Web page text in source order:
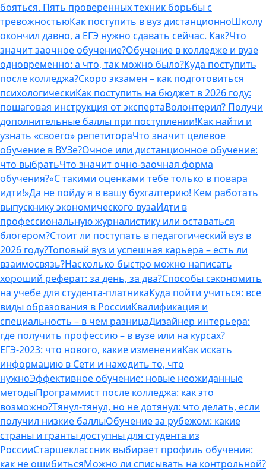
бояться. Пять проверенных техник борьбы с
тревожностьюКак поступить в вуз дистанционноШколу
окончил давно, а ЕГЭ нужно сдавать сейчас. Как?Что
значит заочное обучение?Обучение в колледже и вузе
одновременно: а что, так можно было?Куда поступить
после колледжа?Скоро экзамен – как подготовиться
психологическиКак поступить на бюджет в 2026 году:
пошаговая инструкция от экспертаВолонтерил? Получи
дополнительные баллы при поступлении!Как найти и
узнать «своего» репетитораЧто значит целевое
обучение в ВУЗе?Очное или дистанционное обучение:
что выбратьЧто значит очно-заочная форма
обучения?«С такими оценками тебе только в повара
идти!»Да не пойду я в вашу бухгалтерию! Кем работать
выпускнику экономического вузаИдти в
профессиональную журналистику или оставаться
блогером?Стоит ли поступать в педагогический вуз в
2026 году?Топовый вуз и успешная карьера – есть ли
взаимосвязь?Насколько быстро можно написать
хороший реферат: за день, за два?Способы сэкономить
на учебе для студента-платникаКуда пойти учиться: все
виды образования в РоссииКвалификация и
специальность – в чем разницаДизайнер интерьера:
где получить профессию – в вузе или на курсах?
ЕГЭ-2023: что нового, какие измененияКак искать
информацию в Сети и находить то, что
нужноЭффективное обучение: новые неожиданные
методыПрограммист после колледжа: как это
возможно?Тянул-тянул, но не дотянул: что делать, если
получил низкие баллыОбучение за рубежом: какие
страны и гранты доступны для студента из
РоссииСтаршеклассник выбирает профиль обучения:
как не ошибитьсяМожно ли списывать на контрольной?